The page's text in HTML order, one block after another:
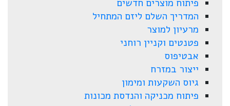
פיתוח מוצרים חדשים
המדריך השלם ליזם המתחיל
מרעיון למוצר
פטנטים וקניין רוחני
אבטיפוס
ייצור במזרח
גיוס השקעות ומימון
פיתוח מכניקה והנדסת מכונות